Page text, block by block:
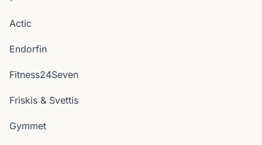
Actic
Endorfin
Fitness24Seven
Friskis & Svettis
Gymmet